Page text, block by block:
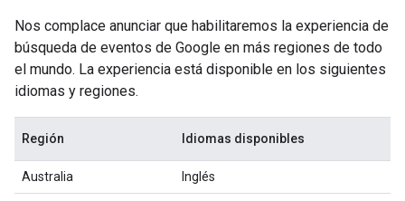
Nos complace anunciar que habilitaremos la experiencia de
búsqueda de eventos de Google en más regiones de todo
el mundo. La experiencia está disponible en los siguientes
idiomas y regiones.
Región Idiomas disponibles
Australia Inglés